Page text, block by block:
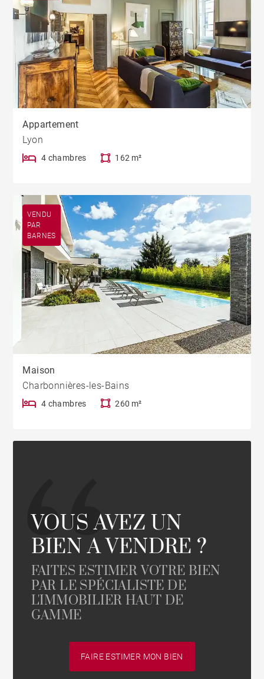
Appartement
Lyon
4 chambres 162 m²
VENDU
PAR
BARNES
Maison
Charbonnières-les-Bains
4 chambres 260 m²
VOUS AVEZ UN
BIEN A VENDRE ?
FAITES ESTIMER VOTRE BIEN
PAR LE SPÉCIALISTE DE
L'IMMOBILIER HAUT DE
GAMME
FAIRE ESTIMER MON BIEN